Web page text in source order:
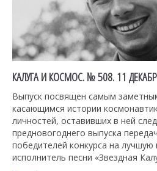
КАЛУГА И КОСМОС. № 508. 11
Выпуск посвящен самым
касающимся истории
личностей, оставивших в ней
предновогоднего выпуска
победителей конкурса на
исполнитель песни «Звездная